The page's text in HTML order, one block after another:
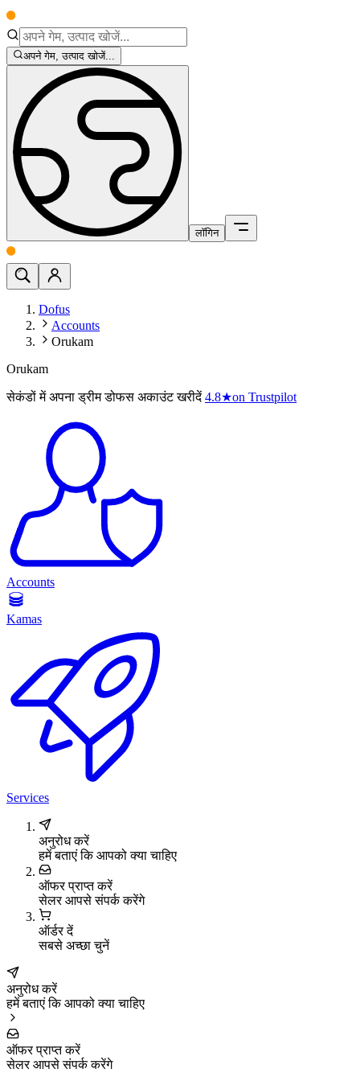
अपने गेम, उत्पाद खोजें...
लॉगिन
Dofus
Accounts
Orukam
Orukam
सेकंडों में अपना ड्रीम डोफस अकाउंट खरीदें 4.8★on Trustpilot
Accounts
Kamas
Services
अनुरोध करें
हमें बताएं कि आपको क्या चाहिए
ऑफर प्राप्त करें
सेलर आपसे संपर्क करेंगे
ऑर्डर दें
सबसे अच्छा चुनें
अनुरोध करें
हमें बताएं कि आपको क्या चाहिए
ऑफर प्राप्त करें
सेलर आपसे संपर्क करेंगे